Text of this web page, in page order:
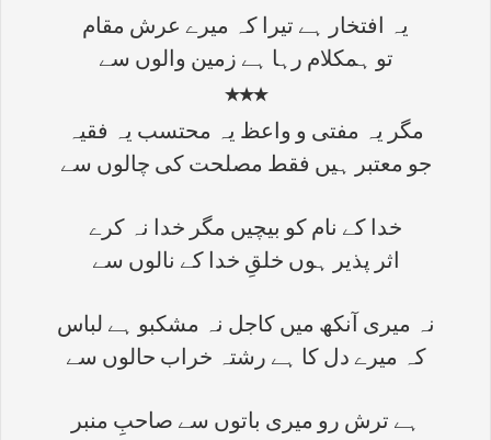
یہ افتخار ہے تیرا کہ میرے عرش مقام
تو ہمکلام رہا ہے زمین والوں سے
٭٭٭
مگر یہ مفتی و واعظ یہ محتسب یہ فقیہ
جو معتبر ہیں فقط مصلحت کی چالوں سے
خدا کے نام کو بیچیں مگر خدا نہ کرے
اثر پذیر ہوں خلقِ خدا کے نالوں سے
نہ میری آنکھ میں کاجل نہ مشکبو ہے لباس
کہ میرے دل کا ہے رشتہ خراب حالوں سے
ہے ترش رو میری باتوں سے صاحبِ منبر